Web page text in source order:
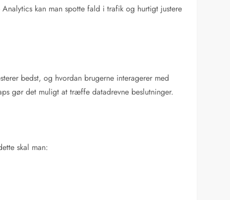
kan man spotte fald i trafik og hurtigt justere
bedst, og hvordan brugerne interagerer med
gør det muligt at træffe datadrevne beslutninger.
skal man: